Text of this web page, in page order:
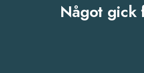
Något gick